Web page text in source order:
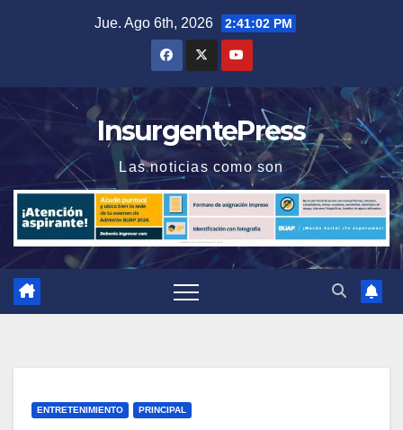
Jue. Ago 6th, 2026 2:41:02 PM
InsurgentePress
Las noticias como son
ENTRETENIMIENTO PRINCIPAL